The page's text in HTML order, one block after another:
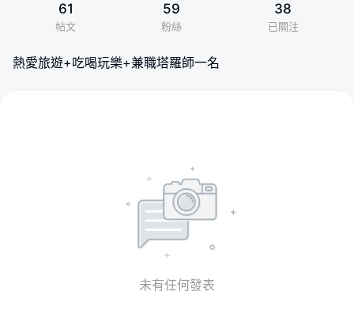
61
帖文
59
粉絲
38
已關注
熱愛旅遊+吃喝玩樂+兼職塔羅師一名
未有任何發表